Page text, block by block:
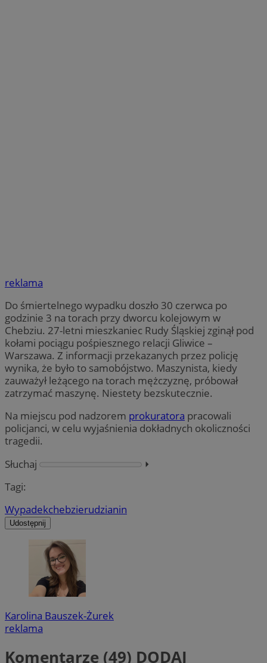
reklama
Do śmiertelnego wypadku doszło 30 czerwca po
godzinie 3 na torach przy dworcu kolejowym w
Chebziu. 27-letni mieszkaniec Rudy Śląskiej zginął pod
kołami pociągu pośpiesznego relacji Gliwice –
Warszawa. Z informacji przekazanych przez policję
wynika, że było to samobójstwo. Maszynista, kiedy
zauważył leżącego na torach mężczyznę, próbował
zatrzymać maszynę. Niestety bezskutecznie.
Na miejscu pod nadzorem prokuratora pracowali
policjanci, w celu wyjaśnienia dokładnych okoliczności
tragedii.
Słuchaj
⏵︎
Tagi:
Wypadekchebzierudzianin
Udostępnij
Karolina Bauszek-Żurek
reklama
Komentarze (49) DODAJ